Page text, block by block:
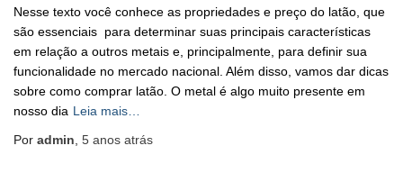
Nesse texto você conhece as propriedades e preço do latão, que
são essenciais para determinar suas principais características
em relação a outros metais e, principalmente, para definir sua
funcionalidade no mercado nacional. Além disso, vamos dar dicas
sobre como comprar latão. O metal é algo muito presente em
nosso dia Leia mais…
Por admin 5 anos atrás